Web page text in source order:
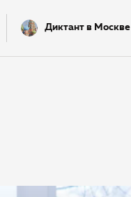
Диктант в Москве